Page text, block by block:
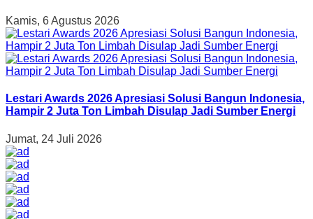
Kamis, 6 Agustus 2026
Lestari Awards 2026 Apresiasi Solusi Bangun Indonesia,
Hampir 2 Juta Ton Limbah Disulap Jadi Sumber Energi
Jumat, 24 Juli 2026